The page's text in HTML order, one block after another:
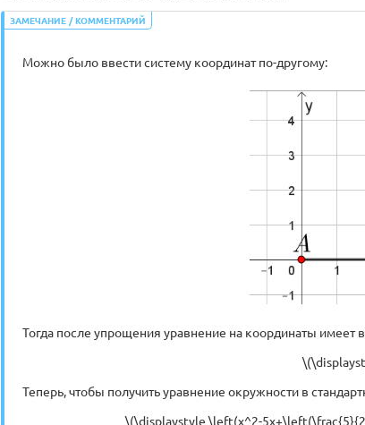
ЗАМЕЧАНИЕ / КОММЕНТАРИЙ
Можно было ввести систему координат по-другому:
Тогда после упрощения уравнение на координаты имеет
Теперь, чтобы получить уравнение окружности в
\(\displaystyle \left(x^2-